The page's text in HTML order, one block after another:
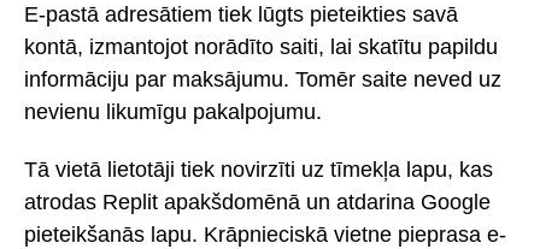
E-pastā adresātiem tiek lūgts pieteikties savā
kontā, izmantojot norādīto saiti, lai skatītu papildu
informāciju par maksājumu. Tomēr saite neved uz
nevienu likumīgu pakalpojumu.
Tā vietā lietotāji tiek novirzīti uz tīmekļa lapu, kas
atrodas Replit apakšdomēnā un atdarina Google
pieteikšanās lapu. Krāpnieciskā vietne pieprasa e-